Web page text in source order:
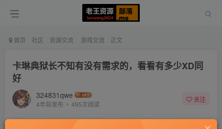
首页 社区 资源交流 游戏交流 正文
卡琳典狱长不知有没有需求的，看看有多少XD同
好
324831qwe
4年前发布 495次阅读
关注